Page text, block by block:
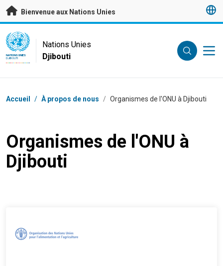
Passer au contenu principal
Bienvenue aux Nations Unies
UN Logo
NATIONS UNIES
DJIBOUTI
Nations Unies
Djibouti
Fil d'Ariane
Accueil / À propos de nous / Organismes de l'ONU à Djibouti
Organismes de l'ONU à
Djibouti